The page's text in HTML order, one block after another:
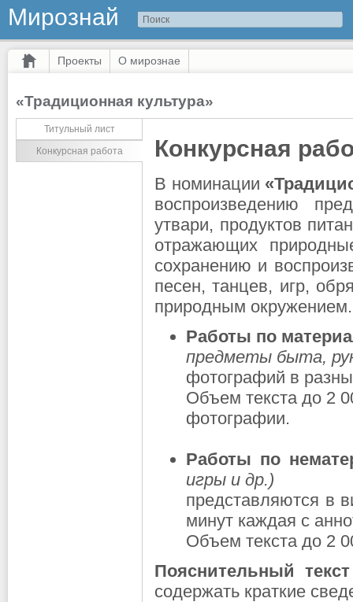
Мирознай
Проекты О мирознае
«Традиционная культура»
Титульный лист
Конкурсная работа
Конкурсная
В номинации
воспроизведению
утвари, продуктов
отражающих
сохранению и
песен, танцев, игр,
природным окружением.
Работы по
предметы быта,
фотографий в
Объем текста до 2
фотографии.
Работы по
игры и др.)
представляются в
минут каждая с
Объем текста до 2
Пояснительный текст
содержать краткие